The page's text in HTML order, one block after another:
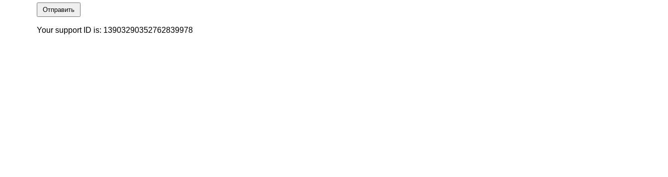
Отправить
Your support ID is: 13903290352762839978